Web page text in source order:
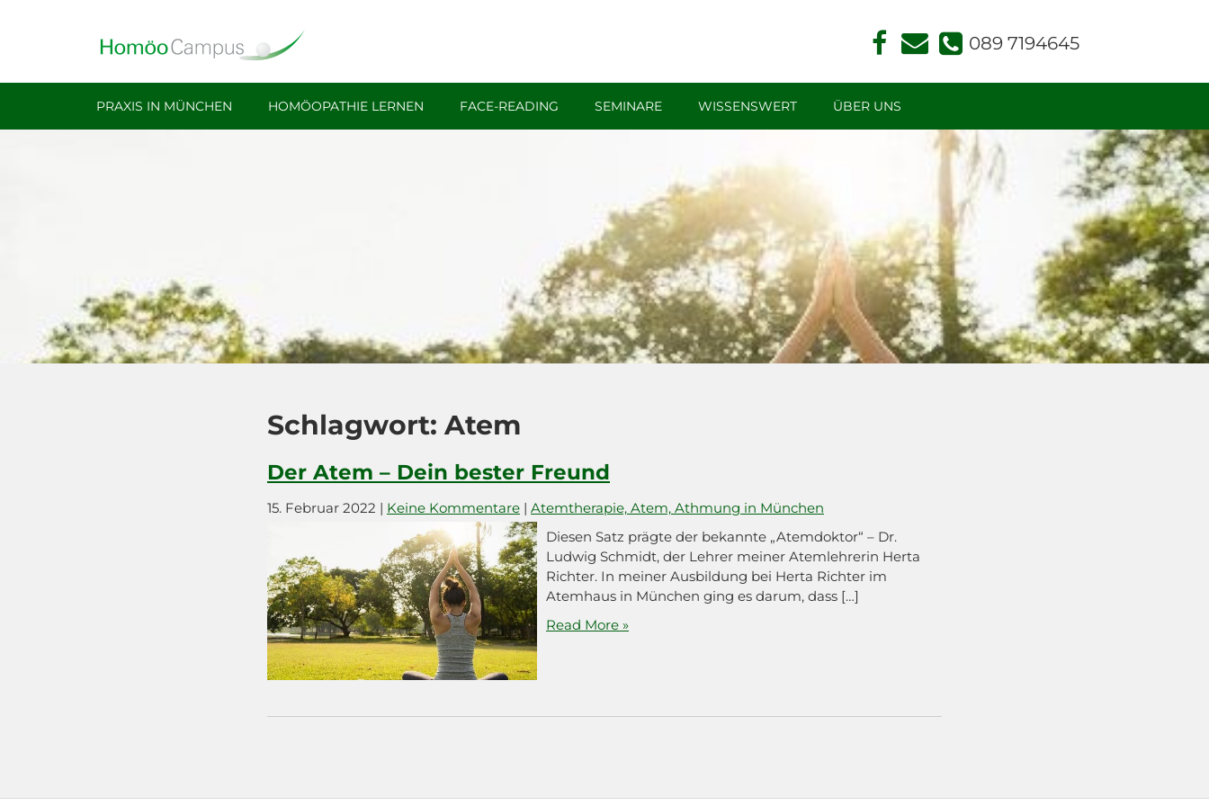
Face
book
Kont
akt
und
Mün
chen
PRAXIS IN MÜNCHEN HOMÖOPATHIE LERNEN FACE-READING SEMINARE WISSENSWERT ÜBER UNS
Schlagwort: Atem
Der Atem – Dein bester Freund
15. Februar 2022 | Keine Kommentare | Atemtherapie, Atem, Athmung in München
Diesen Satz prägte der bekannte „Atemdoktor“ – Dr.
Ludwig Schmidt, der Lehrer meiner Atemlehrerin Herta
Richter. In meiner Ausbildung bei Herta Richter im
Atemhaus in München ging es darum, dass […]
Read More »